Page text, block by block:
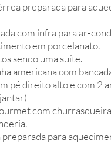
preparada para
com infra para ar-
em porcelanato.
sendo uma suíte.
americana com
pé direito alto e com 2
com
preparada para